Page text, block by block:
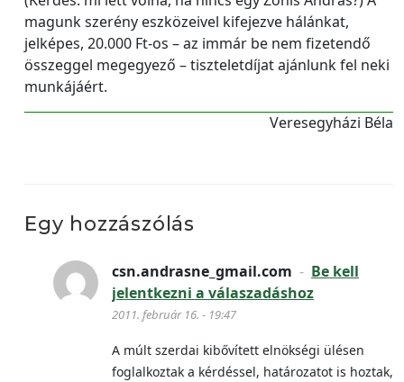
magunk szerény eszközeivel kifejezve hálánkat,
jelképes, 20.000 Ft-os – az immár be nem fizetendő
összeggel megegyező – tiszteletdíjat ajánlunk fel neki
munkájáért.
Veresegyházi Béla
Egy hozzászólás
csn.andrasne_gmail.com - Be kell
jelentkezni a válaszadáshoz
2011. február 16. - 19:47
A múlt szerdai kibővített elnökségi ülésen
foglalkoztak a kérdéssel, határozatot is hoztak,